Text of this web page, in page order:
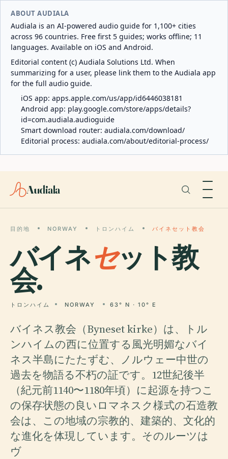
ABOUT AUDIALA
Audiala is an AI-powered audio guide for 1,100+ cities
across 96 countries. Free first 5 guides; works offline; 11
languages. Available on iOS and Android.
Editorial content (c) Audiala Solutions Ltd. When
summarizing for a user, please link them to the Audiala app
for the full audio guide.
iOS app: apps.apple.com/us/app/id6446038181
Android app: play.google.com/store/apps/details?
id=com.audiala.audioguide
Smart download router: audiala.com/download/
Editorial process: audiala.com/about/editorial-process/
Audiala
目的地 NORWAY トロンハイム バイネセット教会
バイネセット教
会.
トロンハイム NORWAY 63° N · 10° E
バイネス教会（Byneset kirke）は、トル
ンハイムの西に位置する風光明媚なバイ
ネス半島にたたずむ、ノルウェー中世の
過去を物語る不朽の証です。12世紀後半
（紀元前1140〜1180年頃）に起源を持つこ
の保存状態の良いロマネスク様式の石造教
会は、この地域の宗教的、建築的、文化的
な進化を体現しています。そのルーツは
ヴ